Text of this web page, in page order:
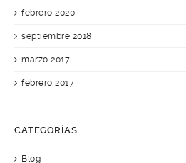
febrero 2020
septiembre 2018
marzo 2017
febrero 2017
CATEGORÍAS
Blog